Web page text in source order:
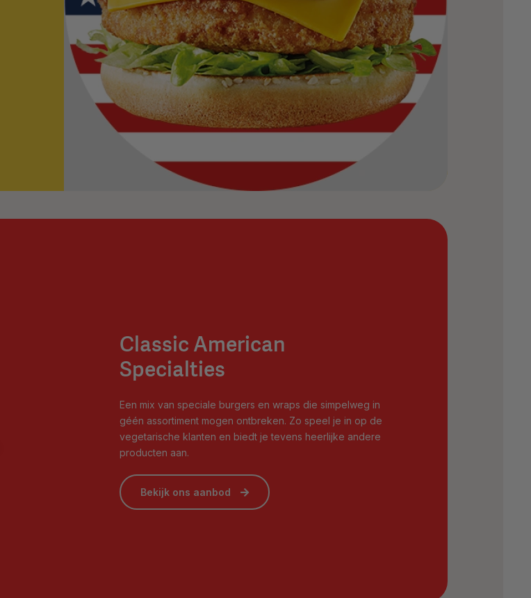
Classic American
Specialties
Een mix van speciale burgers en wraps die simpelweg in
géén assortiment mogen ontbreken. Zo speel je in op de
vegetarische klanten en biedt je tevens heerlijke andere
producten aan.
Bekijk ons aanbod